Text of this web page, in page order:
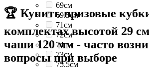
69см
69.5см
71см
72см
74см
73см
75.5см
🏆 Купить призовые
комплектах высотой 29
чаши 120 мм - часто
вопросы при выборе